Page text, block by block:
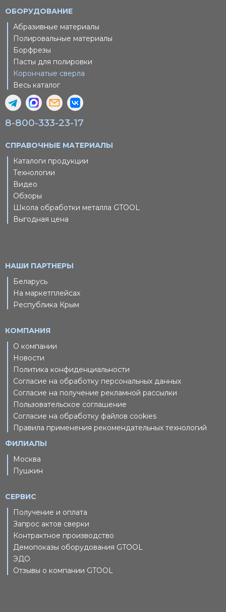
ОБОРУДОВАНИЕ
Абразивные материалы
Полировальные материалы
Борфрезы
Пасты для полировки
Корончатые сверла
Весь каталог
8-800-333-23-17
СПРАВОЧНЫЕ МАТЕРИАЛЫ
Каталоги продукции
Технологии
Видео
Обзоры
Школа обработки металла GTOOL
Выгодная цена
НАШИ ПАРТНЕРЫ
Беларусь
На маркетплейсах
Республика Крым
КОМПАНИЯ
О компании
Новости
Политика конфиденциальности
Согласие на обработку персональных данных
Согласие на получение рекламной рассылки
Пользовательское соглашение
Согласие на обработку файлов cookies
Правила применения рекомендательных технологий
ФИЛИАЛЫ
Москва
Пушкин
СЕРВИС
Получение и оплата
Запрос актов сверки
Контрактное производство
Демопоказы оборудования GTOOL
ЭДО
Отзывы о компании GTOOL